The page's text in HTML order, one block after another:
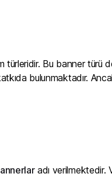
Bu banner türü
bulunmaktadır.
adı verilmektedir.